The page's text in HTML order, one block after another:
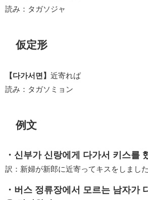
読み：タガソジャ
仮定形
【다가서면】 近寄れば
読み：タガソミョン
例文
・신부가 신랑에게 다가서 키스를
訳：新婦が新郎に近寄ってキスをしました
・버스 정류장에서 모르는 남자가